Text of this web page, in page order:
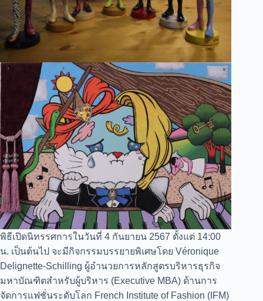
พิธีเปิดนิทรรศการในวันที่ 4 กันยายน 2567 ตั้งแต่ 14:00
น. เป็นต้นไป จะมีกิจกรรมบรรยายพิเศษโดย Véronique
Delignette-Schilling ผู้อำนวยการหลักสูตรบริหารธุรกิจ
มหาบัณฑิตสำหรับผู้บริหาร (Executive MBA) ด้านการ
จัดการแฟชั่นระดับโลก French Institute of Fashion (IFM)